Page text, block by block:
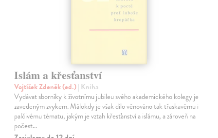
Islám a křesťanství
Vojtíšek Zdeněk (ed.)| Kniha
Vydávat sborníky k životnímu jubileu svého akademického kolegy je
zavedeným zvykem. Málokdy je však dílo věnováno tak třaskavému i
palčivému tématu, jakým je vztah křesťanství a islámu, a zároveň na
počest…